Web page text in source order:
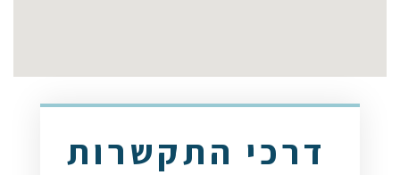
דרכי התקשרות